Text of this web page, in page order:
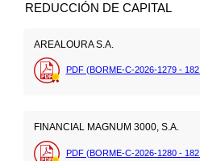
REDUCCIÓN DE CAPITAL
AREALOURA S.A.
PDF (BORME-C-2026-1279 - 182
FINANCIAL MAGNUM 3000, S.A.
PDF (BORME-C-2026-1280 - 182